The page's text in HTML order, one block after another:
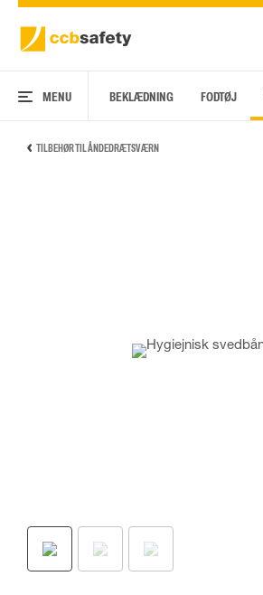
MENU BEKLÆDNING FODTØJ
TILBEHØR TIL ÅNDEDRÆTSVÆRN